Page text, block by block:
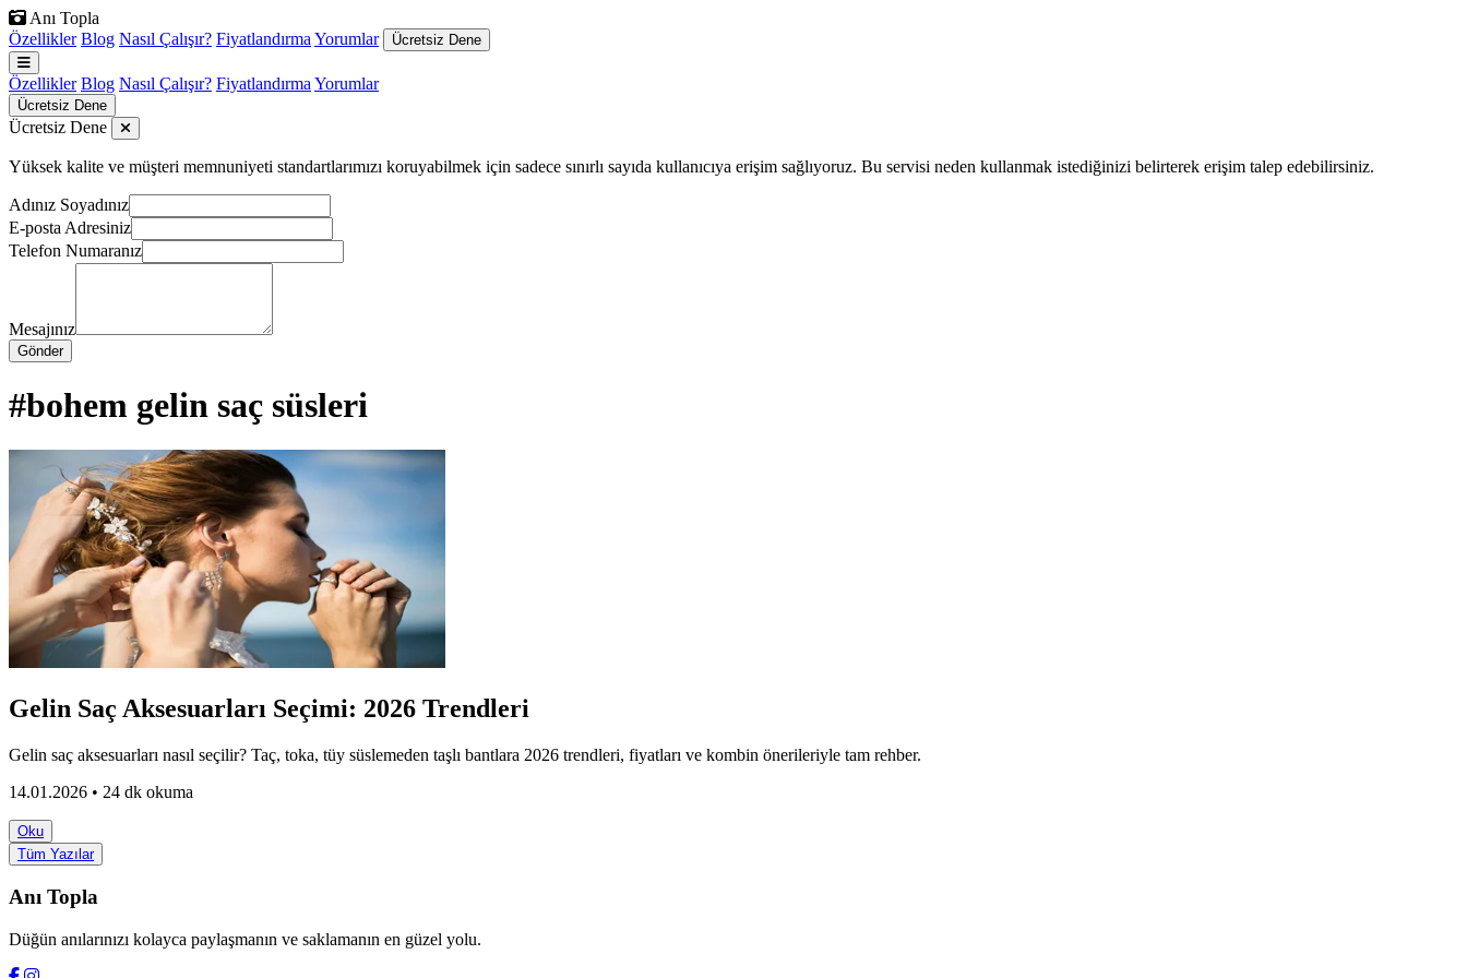
Anı Topla
Özellikler Blog Nasıl Çalışır? Fiyatlandırma Yorumlar Ücretsiz Dene
Özellikler Blog Nasıl Çalışır? Fiyatlandırma Yorumlar
Ücretsiz Dene
Ücretsiz Dene
Yüksek kalite ve müşteri memnuniyeti standartlarımızı koruyabilmek için sadece sınırlı sayıda kullanıcıya erişim sağlıyoruz. Bu servisi neden kullanmak istediğinizi belirterek erişim talep edebilirsiniz.
Adınız Soyadınız
E-posta Adresiniz
Telefon Numaranız
Mesajınız
Gönder
#bohem gelin saç süsleri
Gelin Saç Aksesuarları Seçimi: 2026 Trendleri
Gelin saç aksesuarları nasıl seçilir? Taç, toka, tüy süslemeden taşlı bantlara 2026 trendleri, fiyatları ve kombin önerileriyle tam rehber.
14.01.2026 • 24 dk okuma
Oku
Tüm Yazılar
Anı Topla
Düğün anılarınızı kolayca paylaşmanın ve saklamanın en güzel yolu.